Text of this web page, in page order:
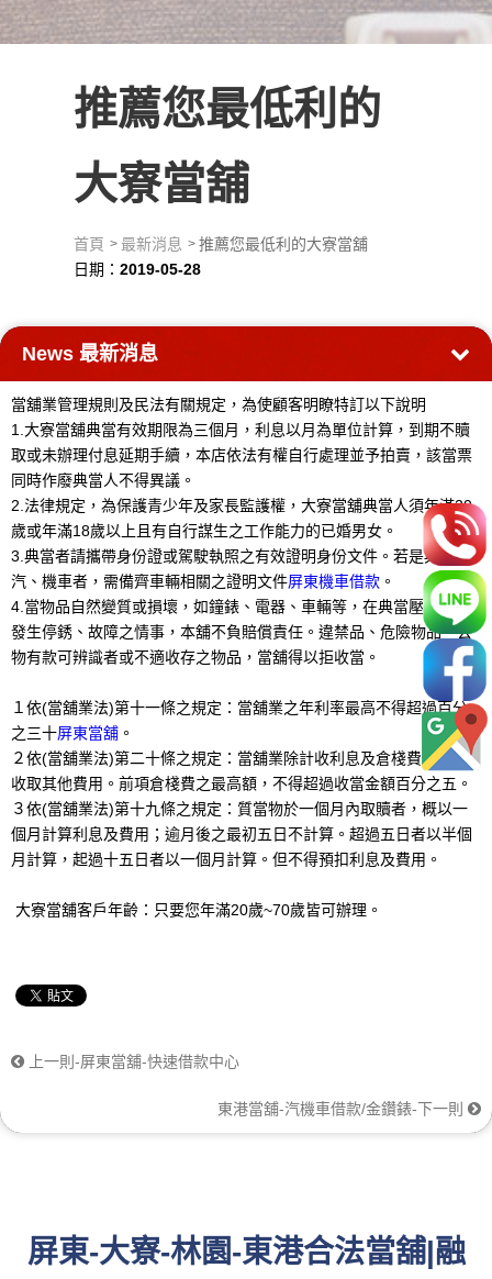
推薦您最低利的
大寮當舖
首頁 最新消息
推薦您最低利的大寮當舖
日期：2019-05-28
News 最新消息
當舖業管理規則及民法有關規定，為使顧客明瞭特訂以下說明
1.大寮當舖典當有效期限為三個月，利息以月為單位計算，到期不贖
取或未辦理付息延期手續，本店依法有權自行處理並予拍賣，該當票
同時作廢典當人不得異議。
2.法律規定，為保護青少年及家長監護權，大寮當舖典當人須年滿20
歲或年滿18歲以上且有自行謀生之工作能力的已婚男女。
3.典當者請攜帶身份證或駕駛執照之有效證明身份文件。若是典當
汽、機車者，需備齊車輛相關之證明文件屏東機車借款 。
4.當物品自然變質或損壞，如鐘錶、電器、車輛等，在典當壓貯期間
發生停銹、故障之情事，本舖不負賠償責任。違禁品、危險物品、公
物有款可辨識者或不適收存之物品，當舖得以拒收當。
１依(當舖業法)第十一條之規定：當舖業之年利率最高不得超過百分
之三十屏東當舖 。
２依(當舖業法)第二十條之規定：當舖業除計收利息及倉棧費外,不得
收取其他費用。前項倉棧費之最高額，不得超過收當金額百分之五。
３依(當舖業法)第十九條之規定：質當物於一個月內取贖者，概以一
個月計算利息及費用；逾月後之最初五日不計算。超過五日者以半個
月計算，起過十五日者以一個月計算。但不得預扣利息及費用。
大寮當舖客戶年齡：只要您年滿20歲~70歲皆可辦理。
上一則-屏東當舖-快速借款中心
東港當舖-汽機車借款/金鑽錶-下一則
屏東-大寮-林園-東港合法當舖|融